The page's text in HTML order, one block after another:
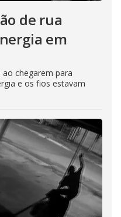
de rua
em
chegarem para
e os fios estavam